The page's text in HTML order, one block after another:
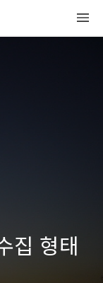
집 형태